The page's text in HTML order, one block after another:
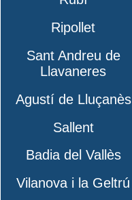
Ripollet
Sant Andreu de
Llavaneres
Agustí de Lluçanès
Sallent
Badia del Vallès
Vilanova i la Geltrú